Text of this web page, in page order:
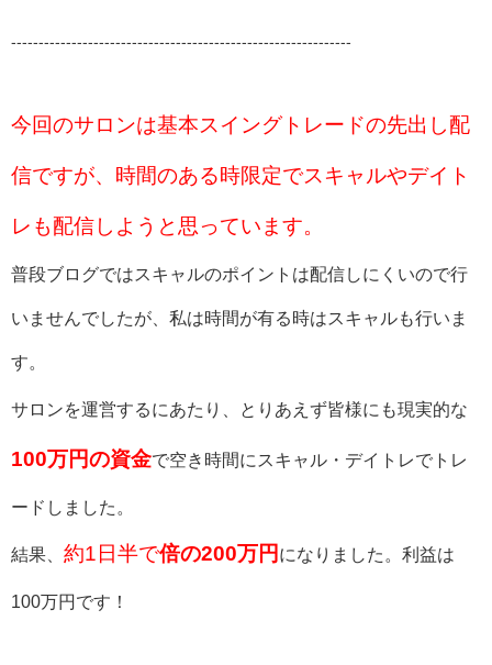
--------------------------------------------------------------
今回のサロンは基本スイングトレードの先出し配
信ですが、時間のある時限定でスキャルやデイト
レも配信しようと思っています。
普段ブログではスキャルのポイントは配信しにくいので行
いませんでしたが、私は時間が有る時はスキャルも行いま
す。
サロンを運営するにあたり、 とりあえず皆様にも現実的な
100万円の資金で空き時間にスキャル・デイトレでトレ
ードしました。
結果、 約1日半で倍の200万円 になりました。 利益は
100万円です！